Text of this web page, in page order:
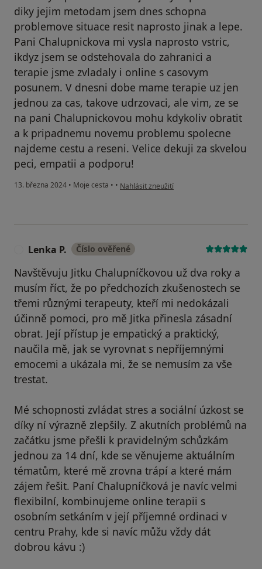
diky jejim metodam jsem dnes schopna
problemove situace resit naprosto jinak a lepe.
Pani Chalupnickova mi vysla naprosto vstric,
ikdyz jsem se odstehovala do zahranici a
terapie jsme zvladaly i online s casovym
posunem. V dnesni dobe mame terapie uz jen
jednou za cas, takove udrzovaci, ale vim, ze se
na pani Chalupnickovou mohu kdykoliv obratit
a k pripadnemu novemu problemu spolecne
najdeme cestu a reseni. Velice dekuji za skvelou
peci, empatii a podporu!
13. března 2024 • Moje cesta • • podle názoru uživatele KJ
Nahlásit zneužití
Lenka P. Číslo ověřené
Navštěvuju Jitku Chalupníčkovou už dva roky a
musím říct, že po předchozích zkušenostech se
třemi různými terapeuty, kteří mi nedokázali
účinně pomoci, pro mě Jitka přinesla zásadní
obrat. Její přístup je empatický a praktický,
naučila mě, jak se vyrovnat s nepříjemnými
emocemi a ukázala mi, že se nemusím za vše
trestat.
Mé schopnosti zvládat stres a sociální úzkost se
díky ní výrazně zlepšily. Z akutních problémů na
začátku jsme přešli k pravidelným schůzkám
jednou za 14 dní, kde se věnujeme aktuálním
tématům, které mě zrovna trápí a které mám
zájem řešit. Paní Chalupníčková je navíc velmi
flexibilní, kombinujeme online terapii s
osobním setkáním v její příjemné ordinaci v
centru Prahy, kde si navíc můžu vždy dát
dobrou kávu :)